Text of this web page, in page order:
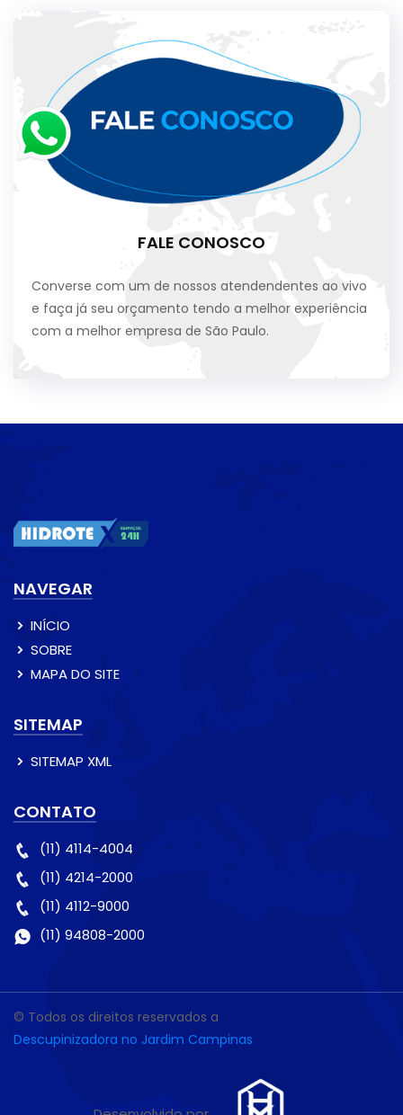
FALE CONOSCO
Converse com um de nossos atendendentes ao vivo
e faça já seu orçamento tendo a melhor experiência
com a melhor empresa de São Paulo.
NAVEGAR
INÍCIO
SOBRE
MAPA DO SITE
SITEMAP
SITEMAP XML
CONTATO
(11) 4114-4004
(11) 4214-2000
(11) 4112-9000
(11) 94808-2000
© Todos os direitos reservados a
Descupinizadora no Jardim Campinas